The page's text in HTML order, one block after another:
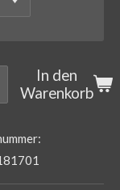
In den
Warenkorb